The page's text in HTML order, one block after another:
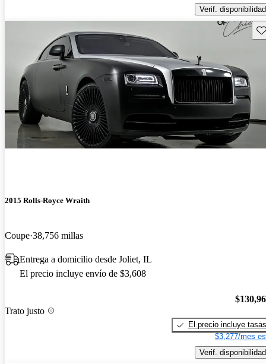
Verif. disponibilidad
2015 Rolls-Royce Wraith
Coupe 38,756 millas
Entrega a domicilio desde Joliet, IL
El precio incluye envío de $3,608
Trato justo
El precio incluye tasas
$3,277/mes
Verif. disponibilidad